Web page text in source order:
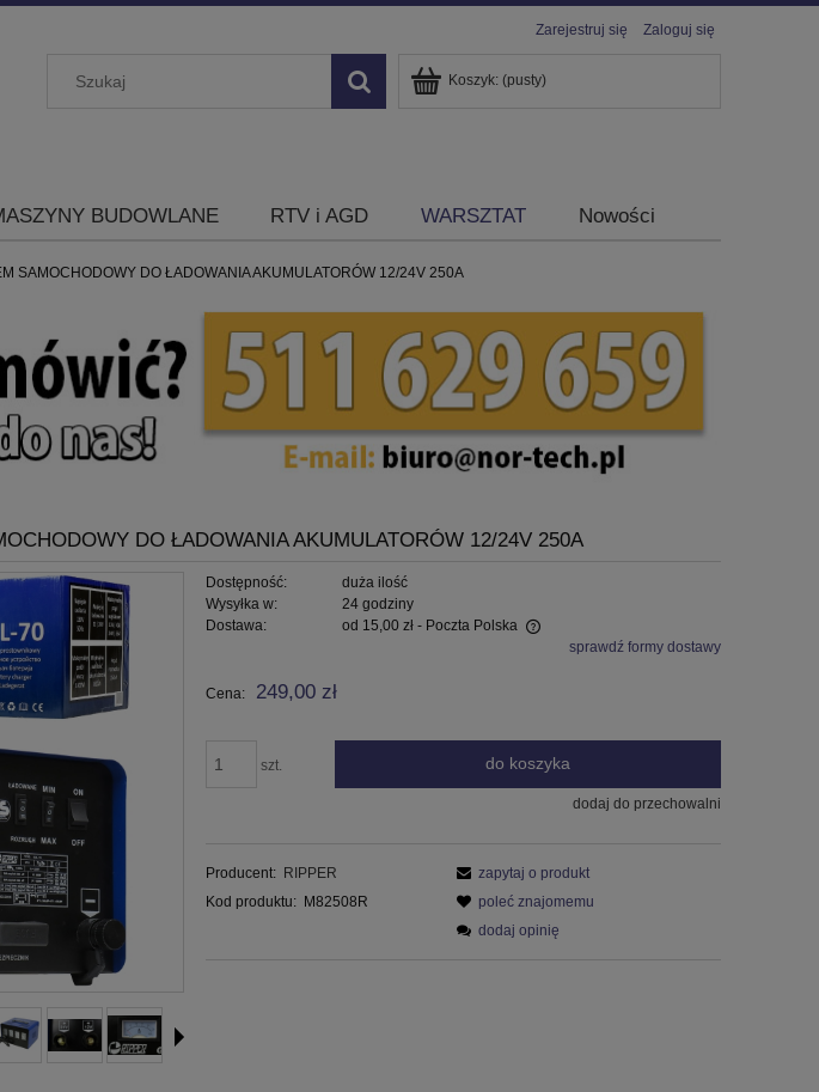
Zarejestruj się Zaloguj się
Koszyk: (pusty)
BUDOWLANE RTV i AGD WARSZTAT Nowości
SAMOCHODOWY DO ŁADOWANIA AKUMULATORÓW 12/24V 250A
DO ŁADOWANIA AKUMULATORÓW 12/24V 250A
Dostępność:
duża ilość
Wysyłka w:
24 godziny
Dostawa:
od 15,00 zł - Poczta Polska
płatności
sprawdź formy dostawy
Cena: 249,00 zł
szt. do koszyka
dodaj do przechowalni
Producent: RIPPER
Kod produktu: M82508R
zapytaj o produkt
poleć znajomemu
dodaj opinię